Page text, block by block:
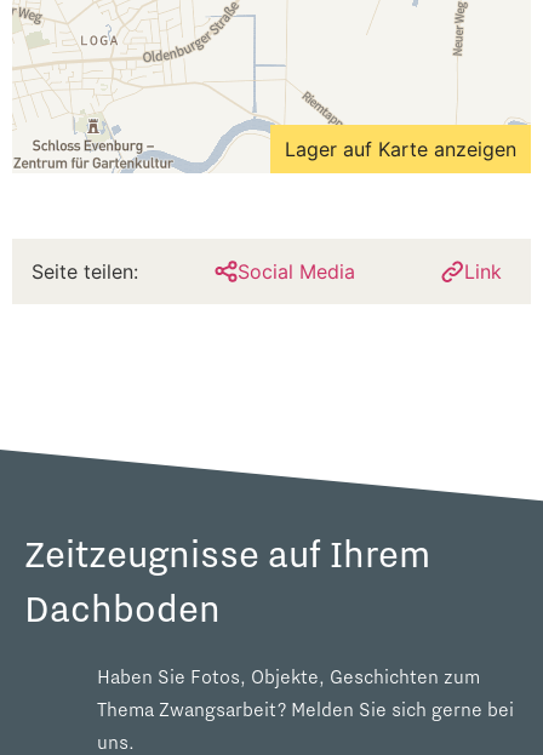
Lager auf Karte anzeigen
Seite teilen: Social Media Link
Zeitzeugnisse auf Ihrem
Dachboden
Haben Sie Fotos, Objekte, Geschichten zum
Thema Zwangsarbeit? Melden Sie sich gerne bei
uns.